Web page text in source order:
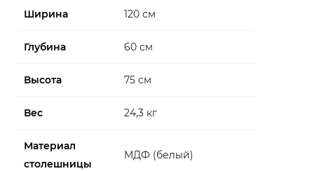
Ширина 120 см
Глубина 60 см
Высота 75 см
Вес 24,3 кг
Материал
столешницы
МДФ (белый)